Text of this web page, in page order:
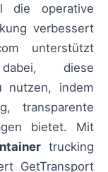
die operative
verbessert
unterstützt
diese
nutzen, indem
transparente
bietet. Mit
trucking
GetTransport